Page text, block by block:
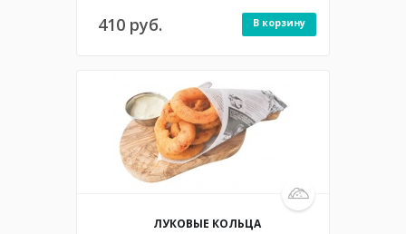
410 руб. В корзину
ЛУКОВЫЕ КОЛЬЦА